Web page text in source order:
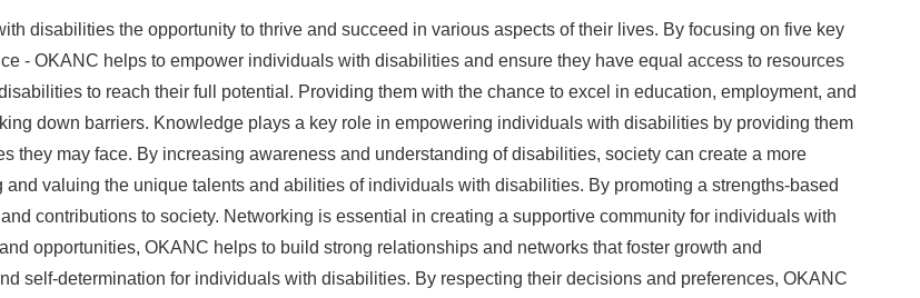
disabilities the opportunity to thrive and succeed in various aspects of their lives. By focusing on five key
- OKANC helps to empower individuals with disabilities and ensure they have equal access to resources
to reach their full potential. Providing them with the chance to excel in education, employment, and
down barriers. Knowledge plays a key role in empowering individuals with disabilities by providing them
they may face. By increasing awareness and understanding of disabilities, society can create a more
valuing the unique talents and abilities of individuals with disabilities. By promoting a strengths-based
contributions to society. Networking is essential in creating a supportive community for individuals with
opportunities, OKANC helps to build strong relationships and networks that foster growth and
self-determination for individuals with disabilities. By respecting their decisions and preferences, OKANC